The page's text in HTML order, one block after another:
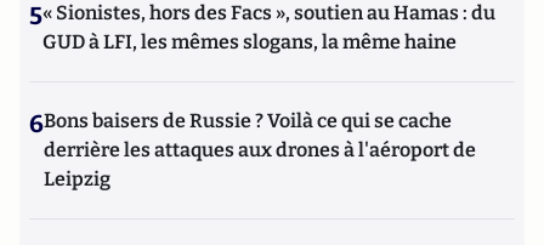
5« Sionistes, hors des Facs », soutien au Hamas : du
GUD à LFI, les mêmes slogans, la même haine
6Bons baisers de Russie ? Voilà ce qui se cache
derrière les attaques aux drones à l'aéroport de
Leipzig